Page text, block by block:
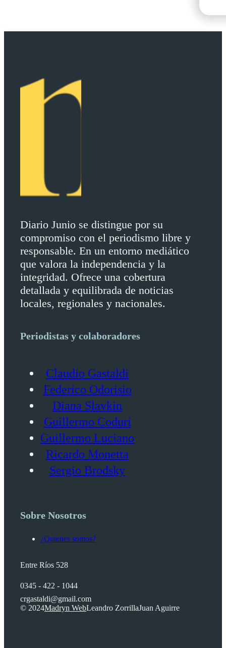
Diario Junio se distingue por su
compromiso con el periodismo libre y
responsable. En un entorno mediático
que valora la independencia y la
integridad. Ofrece una cobertura
detallada y equilibrada de noticias
locales, regionales y nacionales.
Periodistas y colaboradores
Claudio Gastaldi
Federico Odorisio
Diana Slavkin
Guillermo Coduri
Guillermo Luciano
Ricardo Monetta
Sergio Brodsky
Sobre Nosotros
¿Quienes somos?
Entre Ríos 528
0345 - 422 - 1044
crgastaldi@gmail.com
© 2024Madryn WebLeandro ZorrillaJuan Aguirre